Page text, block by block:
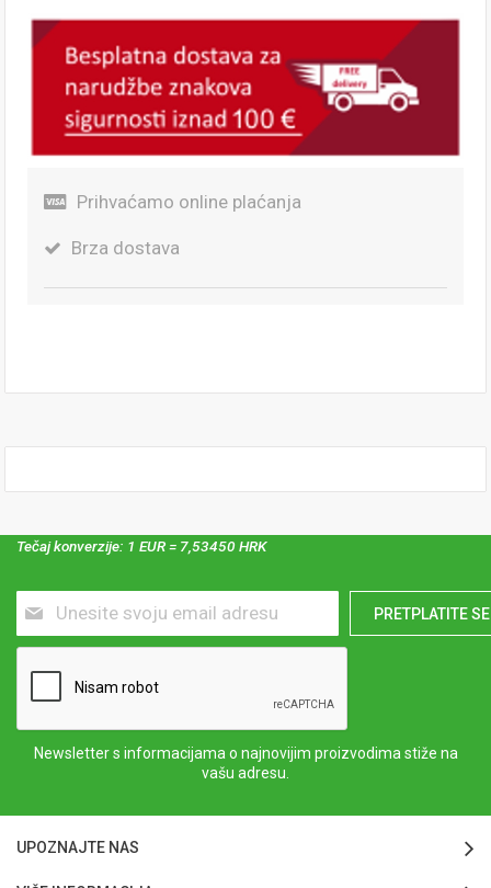
Prihvaćamo online plaćanja
Brza dostava
Tečaj konverzije: 1 EUR = 7,53450 HRK
Prijavite
se
PRETPLATITE SE
Newsletter s informacijama o najnovijim proizvodima stiže na
vašu adresu.
UPOZNAJTE NAS